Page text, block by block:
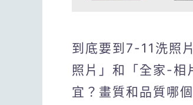
到底要到7-11洗照
照片」和「全家-相
宜？畫質和品質哪